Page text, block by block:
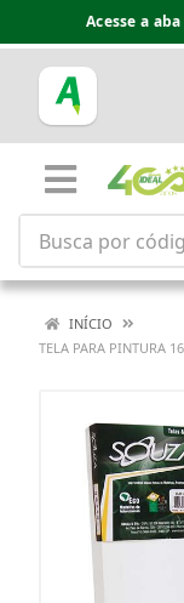
Acesse a
INÍCIO
TELA PARA PINTURA